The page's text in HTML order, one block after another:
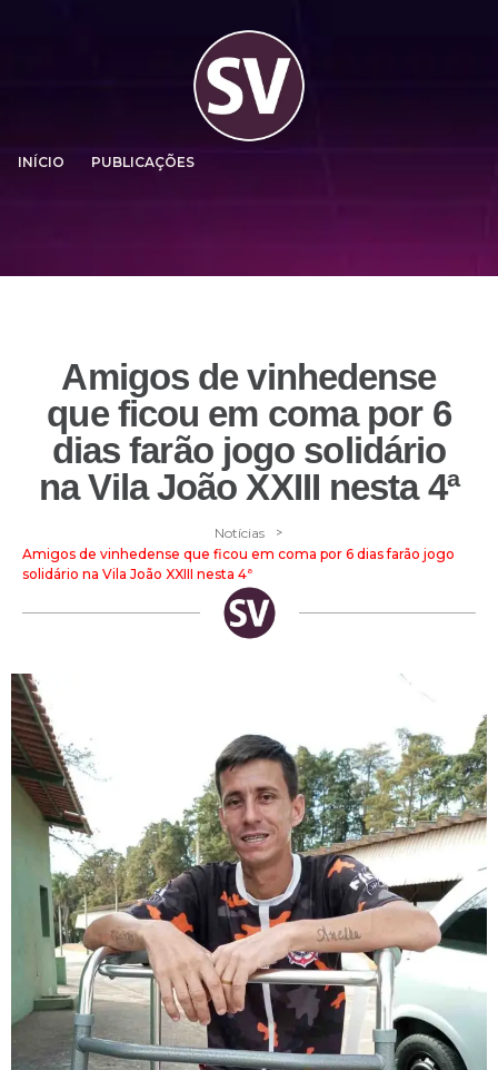
INÍCIO PUBLICAÇÕES
Amigos de vinhedense
que ficou em coma por 6
dias farão jogo solidário
na Vila João XXIII nesta 4ª
Notícias >
Amigos de vinhedense que ficou em coma por 6 dias farão jogo
solidário na Vila João XXIII nesta 4ª